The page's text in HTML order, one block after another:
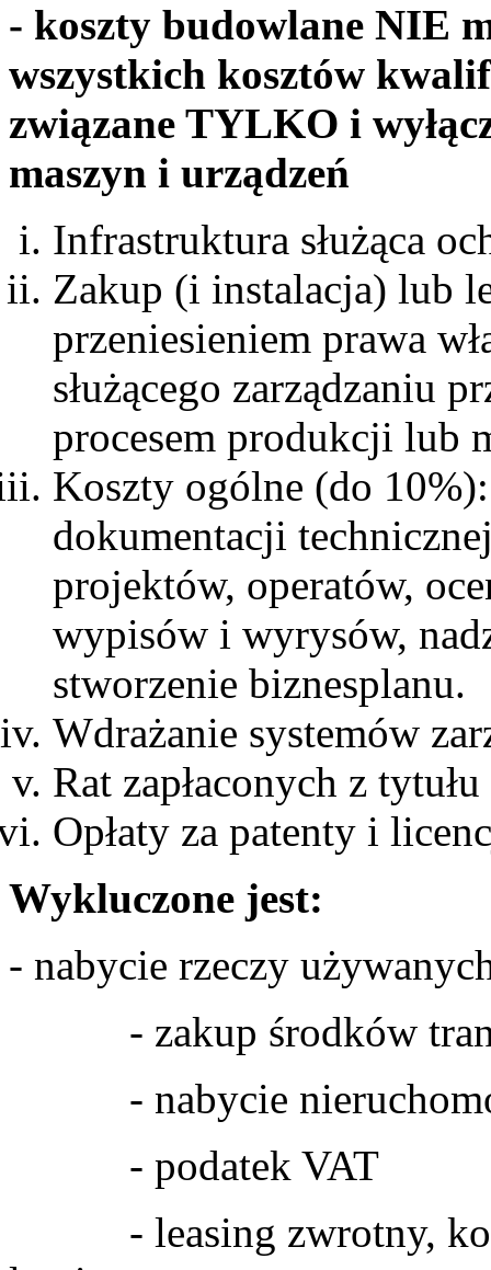
- koszty budowlane NIE
wszystkich kosztów
związane TYLKO i
maszyn i urządzeń
Infrastruktura służąca
Zakup (i instalacja) lub
przeniesieniem prawa
służącego zarządzaniu
procesem produkcji lub
Koszty ogólne (do
dokumentacji
projektów, operatów,
wypisów i wyrysów,
stworzenie biznesplanu.
Wdrażanie systemów
Rat zapłaconych z
Opłaty za patenty i
Wykluczone jest:
- nabycie rzeczy
- zakup środków
- nabycie
- podatek VAT
- leasing zwrotny,